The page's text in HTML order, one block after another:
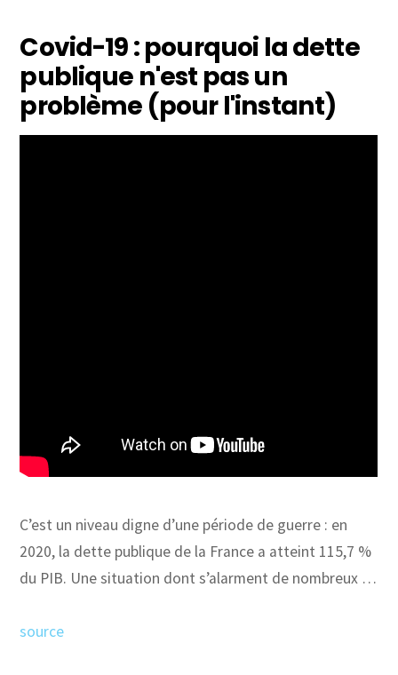
Covid-19 : pourquoi la dette
publique n'est pas un
problème (pour l'instant)
C’est un niveau digne d’une période de guerre : en
2020, la dette publique de la France a atteint 115,7 %
du PIB. Une situation dont s’alarment de nombreux …
source